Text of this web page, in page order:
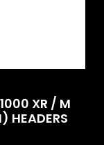
XR / M